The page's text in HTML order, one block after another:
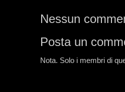
Nessun
Posta un
Nota. Solo i membri di